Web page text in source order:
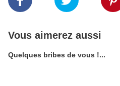
Vous aimerez aussi
Quelques bribes de vous !...